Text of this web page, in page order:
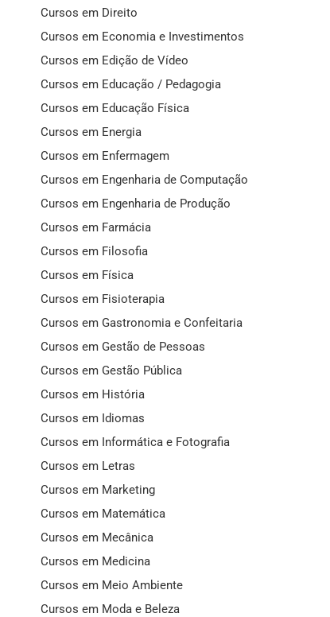
Cursos em Direito
Cursos em Economia e Investimentos
Cursos em Edição de Vídeo
Cursos em Educação / Pedagogia
Cursos em Educação Física
Cursos em Energia
Cursos em Enfermagem
Cursos em Engenharia de Computação
Cursos em Engenharia de Produção
Cursos em Farmácia
Cursos em Filosofia
Cursos em Física
Cursos em Fisioterapia
Cursos em Gastronomia e Confeitaria
Cursos em Gestão de Pessoas
Cursos em Gestão Pública
Cursos em História
Cursos em Idiomas
Cursos em Informática e Fotografia
Cursos em Letras
Cursos em Marketing
Cursos em Matemática
Cursos em Mecânica
Cursos em Medicina
Cursos em Meio Ambiente
Cursos em Moda e Beleza